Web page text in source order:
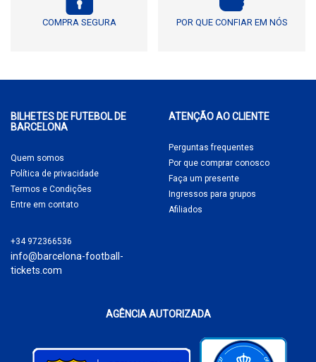
COMPRA SEGURA POR QUE CONFIAR EM NÓS
BILHETES DE FUTEBOL DE
BARCELONA
Quem somos
Política de privacidade
Termos e Condições
Entre em contato
+34 972366536
info@barcelona-football-
tickets.com
ATENÇÃO AO CLIENTE
Perguntas frequentes
Por que comprar conosco
Faça um presente
Ingressos para grupos
Afiliados
AGÊNCIA AUTORIZADA